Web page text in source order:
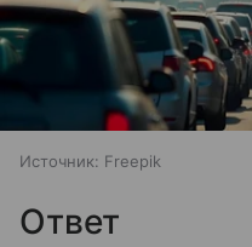
Источник: Freepik
Ответ